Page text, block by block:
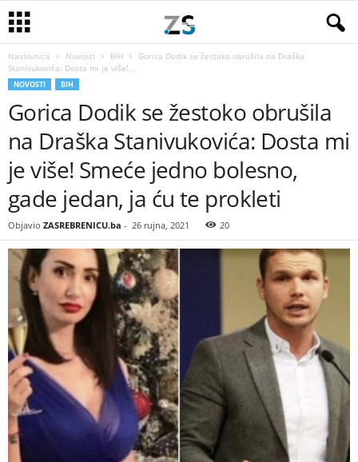
Naslovnica Novosti BiH
Gorica Dodik se žestoko obrušila na Draška
Stanivukovića: Dosta mi je više!...
NOVOSTI BIH
Gorica Dodik se žestoko obrušila
na Draška Stanivukovića: Dosta mi
je više! Smeće jedno bolesno,
gade jedan, ja ću te prokleti
Objavio ZASREBRENICU.ba - 26 rujna, 2021 20